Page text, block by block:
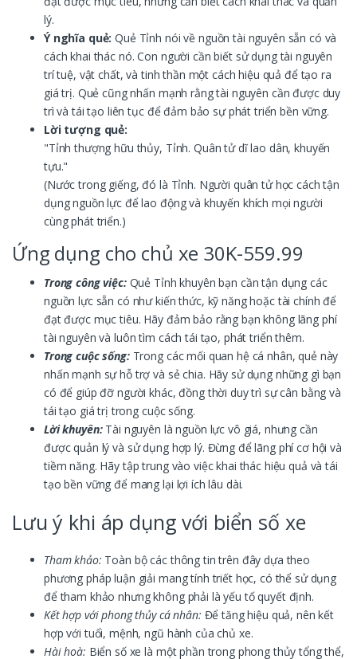
lý.
Ý nghĩa quẻ: Quẻ Tỉnh nói về nguồn tài nguyên sẵn có và
cách khai thác nó. Con người cần biết sử dụng tài nguyên
trí tuệ, vật chất, và tinh thần một cách hiệu quả để tạo ra
giá trị. Quẻ cũng nhấn mạnh rằng tài nguyên cần được duy
trì và tái tạo liên tục để đảm bảo sự phát triển bền vững.
Lời tượng quẻ:
"Tỉnh thượng hữu thủy, Tỉnh. Quân tử dĩ lao dân, khuyến
tựu."
(Nước trong giếng, đó là Tỉnh. Người quân tử học cách tận
dụng nguồn lực để lao động và khuyến khích mọi người
cùng phát triển.)
Ứng dụng cho chủ xe 30K-559.99
Trong công việc:Quẻ Tỉnh khuyên bạn cần tận dụng các
nguồn lực sẵn có như kiến thức, kỹ năng hoặc tài chính để
đạt được mục tiêu. Hãy đảm bảo rằng bạn không lãng phí
tài nguyên và luôn tìm cách tái tạo, phát triển thêm.
Trong cuộc sống:Trong các mối quan hệ cá nhân, quẻ này
nhấn mạnh sự hỗ trợ và sẻ chia. Hãy sử dụng những gì bạn
có để giúp đỡ người khác, đồng thời duy trì sự cân bằng và
tái tạo giá trị trong cuộc sống.
Lời khuyên:Tài nguyên là nguồn lực vô giá, nhưng cần
được quản lý và sử dụng hợp lý. Đừng để lãng phí cơ hội và
tiềm năng. Hãy tập trung vào việc khai thác hiệu quả và tái
tạo bền vững để mang lại lợi ích lâu dài.
Lưu ý khi áp dụng với biển số xe
Tham khảo: Toàn bộ các thông tin trên đây dựa theo
phương pháp luận giải mang tính triết học, có thể sử dụng
để tham khảo nhưng không phải là yếu tố quyết định.
Kết hợp với phong thủy cá nhân: Để tăng hiệu quả, nên kết
hợp với tuổi, mệnh, ngũ hành của chủ xe.
Hài hoà: Biển số xe là một phần trong phong thủy tổng thể,